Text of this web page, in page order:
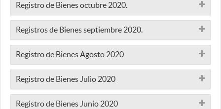
Registro de Bienes octubre 2020.
Registros de Bienes septiembre 2020.
Registro de Bienes Agosto 2020
Registro de Bienes Julio 2020
Registro de Bienes Junio 2020